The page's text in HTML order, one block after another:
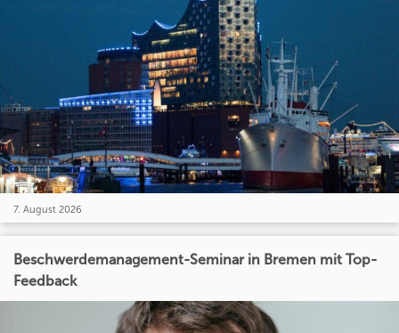
7. August 2026
Beschwerdemanagement-Seminar in Bremen mit Top-
Feedback